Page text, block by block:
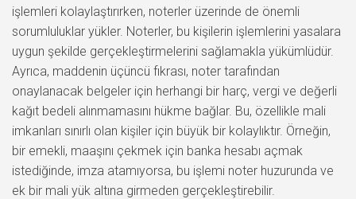
işlemleri kolaylaştırırken, noterler üzerinde de önemli
sorumluluklar yükler. Noterler, bu kişilerin işlemlerini yasalara
uygun şekilde gerçekleştirmelerini sağlamakla yükümlüdür.
Ayrıca, maddenin üçüncü fıkrası, noter tarafından
onaylanacak belgeler için herhangi bir harç, vergi ve değerli
kağıt bedeli alınmamasını hükme bağlar. Bu, özellikle mali
imkanları sınırlı olan kişiler için büyük bir kolaylıktır. Örneğin,
bir emekli, maaşını çekmek için banka hesabı açmak
istediğinde, imza atamıyorsa, bu işlemi noter huzurunda ve
ek bir mali yük altına girmeden gerçekleştirebilir.